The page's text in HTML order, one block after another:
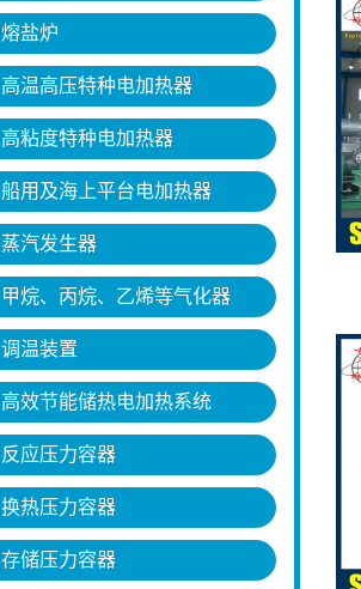
熔盐炉
高温高压特种电加热器
高粘度特种电加热器
船用及海上平台电加热器
蒸汽发生器
甲烷、丙烷、乙烯等气化器
调温装置
高效节能储热电加热系统
反应压力容器
换热压力容器
存储压力容器